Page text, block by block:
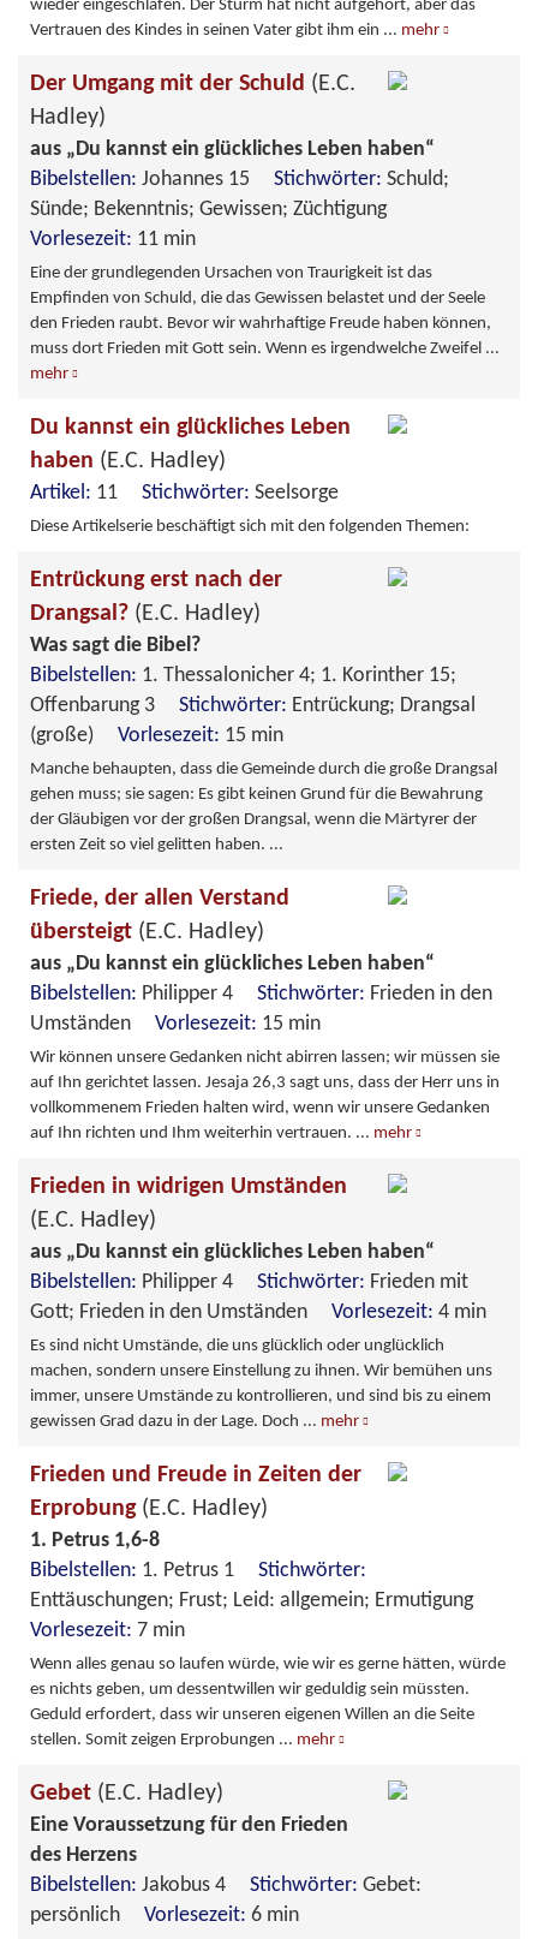
wieder eingeschlafen. Der Sturm hat nicht aufgehört, aber das
Vertrauen des Kindes in seinen Vater gibt ihm ein ... mehr
Der Umgang mit der Schuld (E.C.
Hadley)
aus „Du kannst ein glückliches Leben haben“
Bibelstellen: Johannes 15 Stichwörter: Schuld;
Sünde; Bekenntnis; Gewissen; Züchtigung
Vorlesezeit: 11 min
Eine der grundlegenden Ursachen von Traurigkeit ist das
Empfinden von Schuld, die das Gewissen belastet und der Seele
den Frieden raubt. Bevor wir wahrhaftige Freude haben können,
muss dort Frieden mit Gott sein. Wenn es irgendwelche Zweifel ...
mehr
Du kannst ein glückliches Leben
haben (E.C. Hadley)
Artikel: 11 Stichwörter: Seelsorge
Diese Artikelserie beschäftigt sich mit den folgenden Themen:
Entrückung erst nach der
Drangsal? (E.C. Hadley)
Was sagt die Bibel?
Bibelstellen: 1. Thessalonicher 4; 1. Korinther 15;
Offenbarung 3 Stichwörter: Entrückung; Drangsal
(große) Vorlesezeit: 15 min
Manche behaupten, dass die Gemeinde durch die große Drangsal
gehen muss; sie sagen: Es gibt keinen Grund für die Bewahrung
der Gläubigen vor der großen Drangsal, wenn die Märtyrer der
ersten Zeit so viel gelitten haben. ...
Friede, der allen Verstand
übersteigt (E.C. Hadley)
aus „Du kannst ein glückliches Leben haben“
Bibelstellen: Philipper 4 Stichwörter: Frieden in den
Umständen Vorlesezeit: 15 min
Wir können unsere Gedanken nicht abirren lassen; wir müssen sie
auf Ihn gerichtet lassen. Jesaja 26,3 sagt uns, dass der Herr uns in
vollkommenem Frieden halten wird, wenn wir unsere Gedanken
auf Ihn richten und Ihm weiterhin vertrauen. ... mehr
Frieden in widrigen Umständen
(E.C. Hadley)
aus „Du kannst ein glückliches Leben haben“
Bibelstellen: Philipper 4 Stichwörter: Frieden mit
Gott; Frieden in den Umständen Vorlesezeit: 4 min
Es sind nicht Umstände, die uns glücklich oder unglücklich
machen, sondern unsere Einstellung zu ihnen. Wir bemühen uns
immer, unsere Umstände zu kontrollieren, und sind bis zu einem
gewissen Grad dazu in der Lage. Doch ... mehr
Frieden und Freude in Zeiten der
Erprobung (E.C. Hadley)
1. Petrus 1,6-8
Bibelstellen: 1. Petrus 1 Stichwörter:
Enttäuschungen; Frust; Leid: allgemein; Ermutigung
Vorlesezeit: 7 min
Wenn alles genau so laufen würde, wie wir es gerne hätten, würde
es nichts geben, um dessentwillen wir geduldig sein müssten.
Geduld erfordert, dass wir unseren eigenen Willen an die Seite
stellen. Somit zeigen Erprobungen ... mehr
Gebet (E.C. Hadley)
Eine Voraussetzung für den Frieden
des Herzens
Bibelstellen: Jakobus 4 Stichwörter: Gebet:
persönlich Vorlesezeit: 6 min